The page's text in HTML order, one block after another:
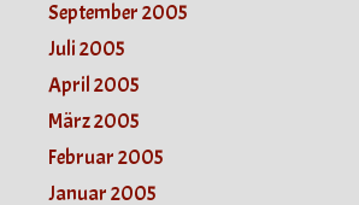
September 2005
Juli 2005
April 2005
März 2005
Februar 2005
Januar 2005